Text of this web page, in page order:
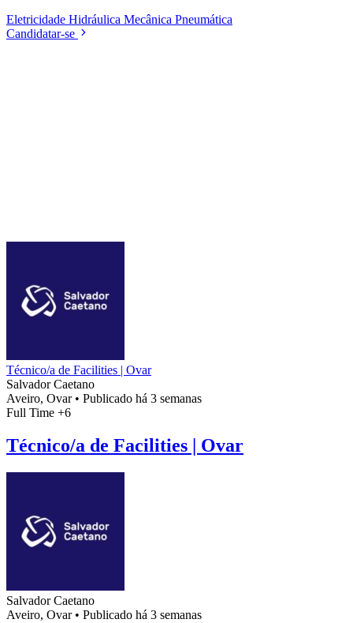
Eletricidade Hidráulica Mecânica Pneumática
Candidatar-se
Técnico/a de Facilities | Ovar
Salvador Caetano
Aveiro, Ovar • Publicado há 3 semanas
Full Time +6
Técnico/a de Facilities | Ovar
Salvador Caetano
Aveiro, Ovar • Publicado há 3 semanas